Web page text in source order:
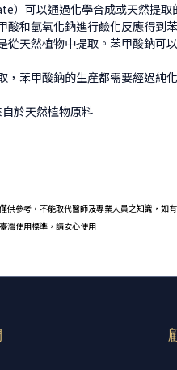
）可以通過化學合成或天然提取
酸和氫氧化鈉進行鹼化反應得到
從天然植物中提取。苯甲酸鈉可
，苯甲酸鈉的生產都需要經過純
於天然植物原料
供參考，不能取代醫師及專業人員之知識，如
灣使用標準，請安心使用